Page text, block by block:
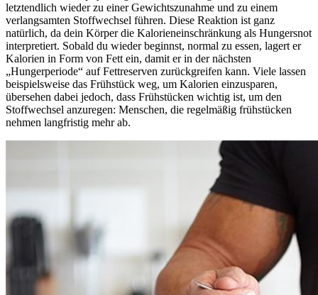
letztendlich wieder zu einer Gewichtszunahme und zu einem
verlangsamten Stoffwechsel führen. Diese Reaktion ist ganz
natürlich, da dein Körper die Kalorieneinschränkung als Hungersnot
interpretiert. Sobald du wieder beginnst, normal zu essen, lagert er
Kalorien in Form von Fett ein, damit er in der nächsten
„Hungerperiode“ auf Fettreserven zurückgreifen kann. Viele lassen
beispielsweise das Frühstück weg, um Kalorien einzusparen,
übersehen dabei jedoch, dass Frühstücken wichtig ist, um den
Stoffwechsel anzuregen: Menschen, die regelmäßig frühstücken
nehmen langfristig mehr ab.